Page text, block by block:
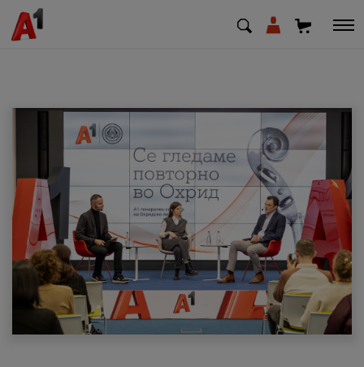
МК SQ
Приватни Деловни
Поддршка
Надополни кредит